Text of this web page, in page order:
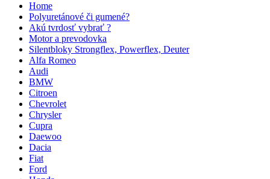
Home
Polyuretánové či gumené?
Akú tvrdosť vybrať ?
Motor a prevodovka
Silentbloky Strongflex, Powerflex, Deuter
Alfa Romeo
Audi
BMW
Citroen
Chevrolet
Chrysler
Cupra
Daewoo
Dacia
Fiat
Ford